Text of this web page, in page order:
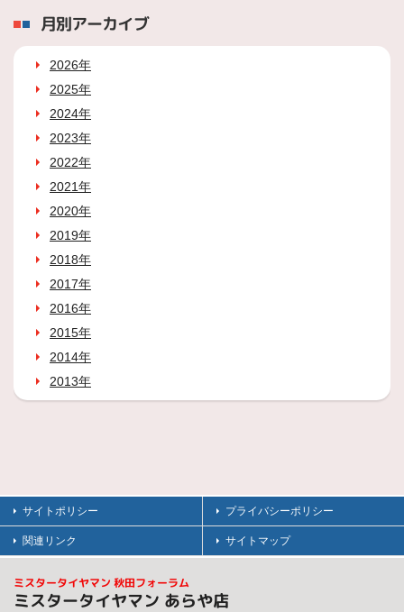
月別アーカイブ
2026年
2025年
2024年
2023年
2022年
2021年
2020年
2019年
2018年
2017年
2016年
2015年
2014年
2013年
サイトポリシー プライバシーポリシー
関連リンク サイトマップ
ミスタータイヤマン 秋田フォーラム
ミスタータイヤマン あらや店